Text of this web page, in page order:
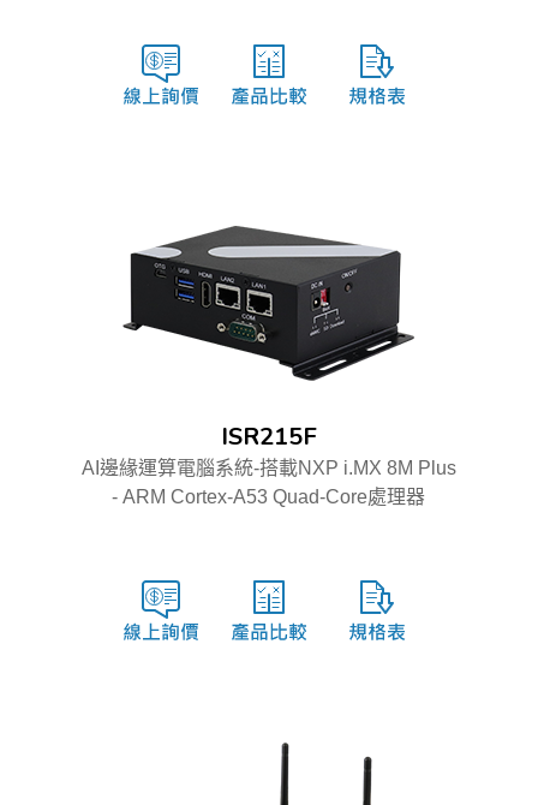
ISR215F
AI邊緣運算電腦系統-搭載NXP i.MX 8M Plus
- ARM Cortex-A53 Quad-Core處理器